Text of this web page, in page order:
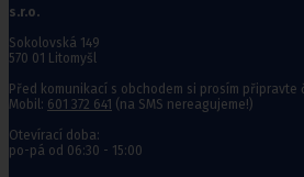
s.r.o.
Sokolovská 149
570 01 Litomyšl
Před komunikací s obchodem si prosím připravte
Mobil: 601 372 641 (na SMS nereagujeme!)
Otevírací doba:
po-pá od 06:30 - 15:00